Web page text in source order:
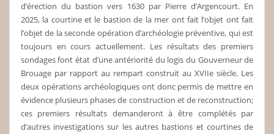
d’érection du bastion vers 1630 par Pierre d’Argencourt. En
2025, la courtine et le bastion de la mer ont fait l’objet ont fait
l’objet de la seconde opération d’archéologie préventive, qui est
toujours en cours actuellement. Les résultats des premiers
sondages font état d’une antériorité du logis du Gouverneur de
Brouage par rapport au rempart construit au XVIIe siècle. Les
deux opérations archéologiques ont donc permis de mettre en
évidence plusieurs phases de construction et de reconstruction;
ces premiers résultats demanderont à être complétés par
d’autres investigations sur les autres bastions et courtines de